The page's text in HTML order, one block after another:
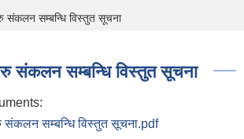
संकलन सम्बन्धि विस्तुत सूचना
संकलन सम्बन्धि विस्तुत सूचना
सम्बन्धि विस्तुत सूचना.pdf